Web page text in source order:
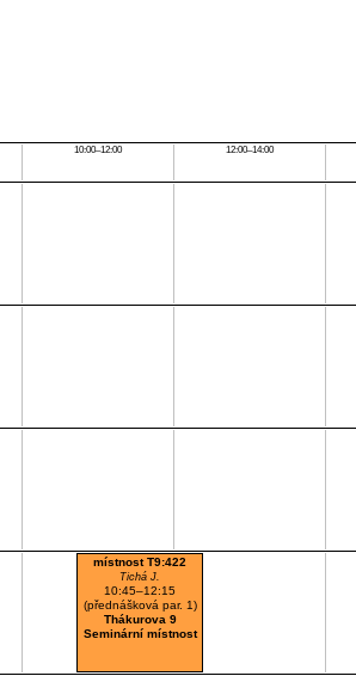
10:00–12:00 12:00–14:00
místnost T9:422
Tichá J.
10:45–12:15
(přednášková par. 1)
Thákurova 9
Seminární místnost